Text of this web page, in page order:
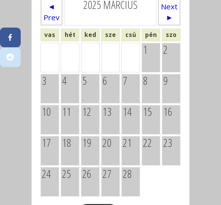
◄
Prev
2025 MÁRCIUS
Next
►
vas hét ked sze csü pén szo
1 2
3 4 5 6 7 8 9
10 11 12 13 14 15 16
17 18 19 20 21 22 23
24 25 26 27 28